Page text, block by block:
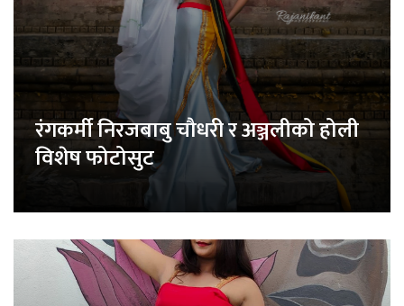
रंगकर्मी निरजबाबु चौधरी र अञ्जलीको होली
विशेष फोटोसुट